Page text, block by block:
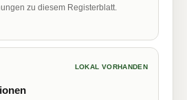
zu diesem Registerblatt.
LOKAL VORHANDEN